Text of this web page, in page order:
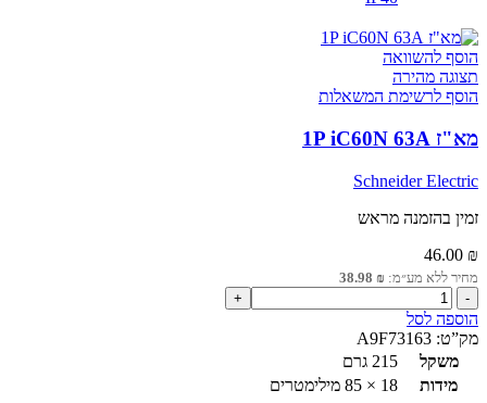
הוסף להשוואה
תצוגה מהירה
הוסף לרשימת המשאלות
מא"ז 1P iC60N 63A
Schneider Electric
זמין בהזמנה מראש
46.00 ₪
מחיר ללא מע״מ: 38.98 ₪
כמות
של
מא"ז
1P
iC60N
63A
הוספה לסל
מק”ט: A9F73163
משקל
215 גרם
מידות
18 × 85 מילימטרים